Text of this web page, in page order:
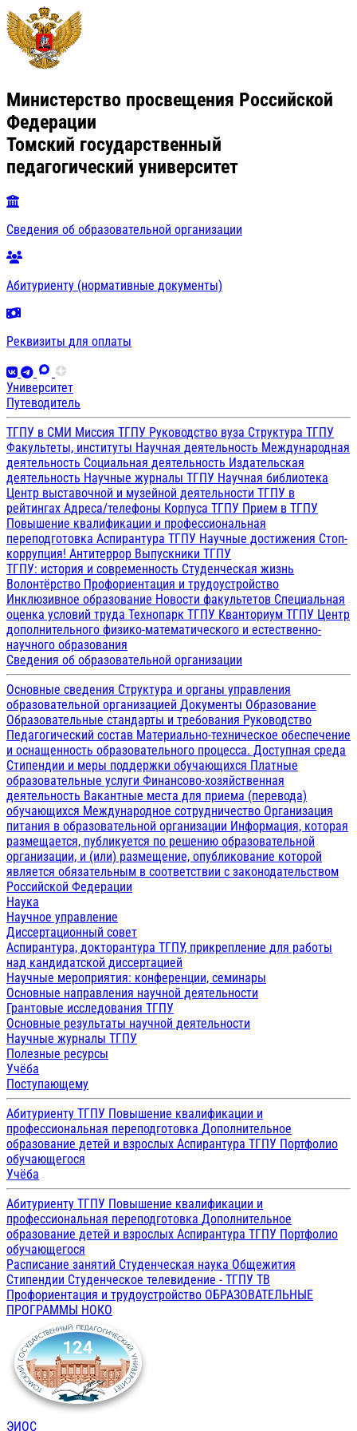
Министерство просвещения Российской
Федерации
Томский государственный
педагогический университет
Сведения об образовательной организации
Абитуриенту (нормативные документы)
Реквизиты для оплаты
Университет
Путеводитель
ТГПУ в СМИ Миссия ТГПУ Руководство вуза Структура ТГПУ
Факультеты, институты Научная деятельность Международная
деятельность Социальная деятельность Издательская
деятельность Научные журналы ТГПУ Научная библиотека
Центр выставочной и музейной деятельности ТГПУ в
рейтингах Адреса/телефоны Корпуса ТГПУ Прием в ТГПУ
Повышение квалификации и профессиональная
переподготовка Аспирантура ТГПУ Научные достижения Стоп-
коррупция! Антитеррор Выпускники ТГПУ
ТГПУ: история и современность Студенческая жизнь
Волонтёрство Профориентация и трудоустройство
Инклюзивное образование Новости факультетов Специальная
оценка условий труда Технопарк ТГПУ Кванториум ТГПУ Центр
дополнительного физико-математического и естественно-
научного образования
Сведения об образовательной организации
Основные сведения Структура и органы управления
образовательной организацией Документы Образование
Образовательные стандарты и требования Руководство
Педагогический состав Материально-техническое обеспечение
и оснащенность образовательного процесса. Доступная среда
Стипендии и меры поддержки обучающихся Платные
образовательные услуги Финансово-хозяйственная
деятельность Вакантные места для приема (перевода)
обучающихся Международное сотрудничество Организация
питания в образовательной организации Информация, которая
размещается, публикуется по решению образовательной
организации, и (или) размещение, опубликование которой
является обязательным в соответствии с законодательством
Российской Федерации
Наука
Научное управление
Диссертационный совет
Аспирантура, докторантура ТГПУ, прикрепление для работы
над кандидатской диссертацией
Научные мероприятия: конференции, семинары
Основные направления научной деятельности
Грантовые исследования ТГПУ
Основные результаты научной деятельности
Научные журналы ТГПУ
Полезные ресурсы
Учёба
Поступающему
Абитуриенту ТГПУ Повышение квалификации и
профессиональная переподготовка Дополнительное
образование детей и взрослых Аспирантура ТГПУ Портфолио
обучающегося
Учёба
Абитуриенту ТГПУ Повышение квалификации и
профессиональная переподготовка Дополнительное
образование детей и взрослых Аспирантура ТГПУ Портфолио
обучающегося
Расписание занятий Студенческая наука Общежития
Стипендии Студенческое телевидение - ТГПУ ТВ
Профориентация и трудоустройство ОБРАЗОВАТЕЛЬНЫЕ
ПРОГРАММЫ НОКО
ЭИОС